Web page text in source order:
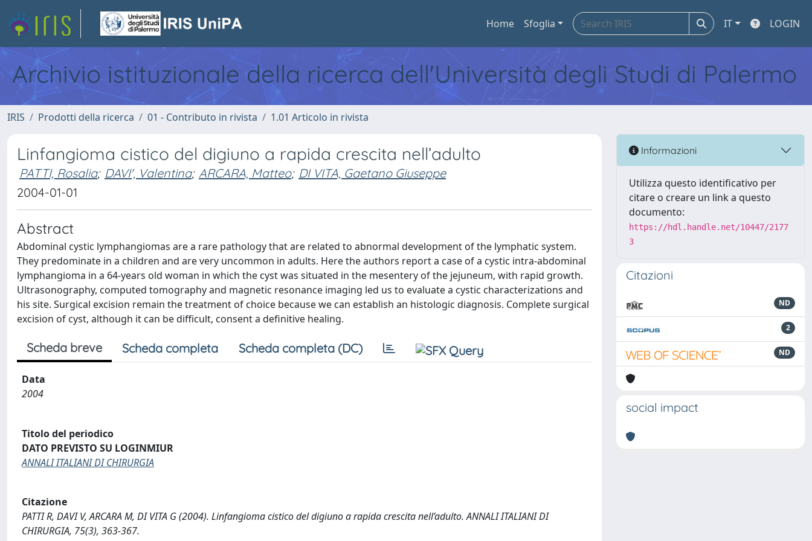
Home Sfoglia IT LOGIN
Archivio istituzionale della ricerca dell'Università degli Studi di Palermo
IRIS Prodotti della ricerca 01 - Contributo in rivista 1.01 Articolo in rivista
Linfangioma cistico del digiuno a rapida crescita nell’adulto
PATTI, Rosalia; DAVI', Valentina; ARCARA, Matteo; DI VITA, Gaetano Giuseppe
2004-01-01
Abstract
Abdominal cystic lymphangiomas are a rare pathology that are related to abnormal development of the lymphatic system.
They predominate in a children and are very uncommon in adults. Here the authors report a case of a cystic intra-abdominal
lymphangioma in a 64-years old woman in which the cyst was situated in the mesentery of the jejuneum, with rapid growth.
Ultrasonography, computed tomography and magnetic resonance imaging led us to evaluate a cystic characterizations and
his site. Surgical excision remain the treatment of choice because we can establish an histologic diagnosis. Complete surgical
excision of cyst, although it can be difficult, consent a definitive healing.
Scheda breve Scheda completa Scheda completa (DC)
Data
2004
Titolo del periodico
DATO PREVISTO SU LOGINMIUR
ANNALI ITALIANI DI CHIRURGIA
Citazione
PATTI R, DAVI V, ARCARA M, DI VITA G (2004). Linfangioma cistico del digiuno a rapida crescita nell’adulto. ANNALI ITALIANI DI
CHIRURGIA, 75(3), 363-367.
Informazioni
Utilizza questo identificativo per
citare o creare un link a questo
documento:
https://hdl.handle.net/10447/2177
3
Citazioni
ND
2
ND
social impact